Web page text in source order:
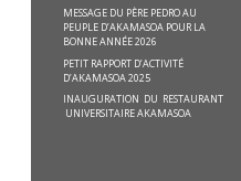
MESSAGE DU PÈRE PEDRO AU
PEUPLE D’AKAMASOA POUR LA
BONNE ANNÉE 2026
PETIT RAPPORT D’ACTIVITÉ
D’AKAMASOA 2025
INAUGURATION DU RESTAURANT
UNIVERSITAIRE AKAMASOA